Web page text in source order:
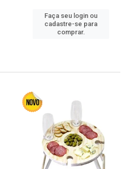
Faça seu login ou
cadastre-se para
comprar.